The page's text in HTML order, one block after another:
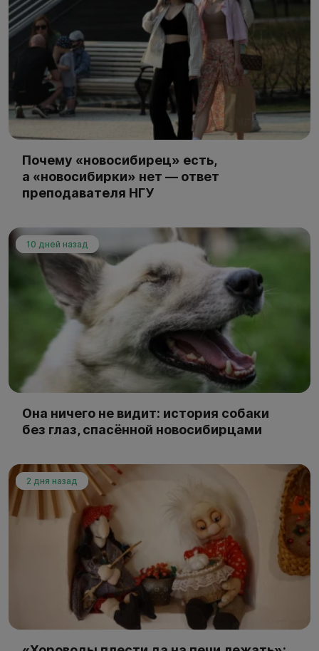
Почему «новосибирец» есть,
а «новосибирки» нет — ответ
преподавателя НГУ
10 дней назад
Она ничего не видит: история собаки
без глаз, спасённой новосибирцами
2 дня назад